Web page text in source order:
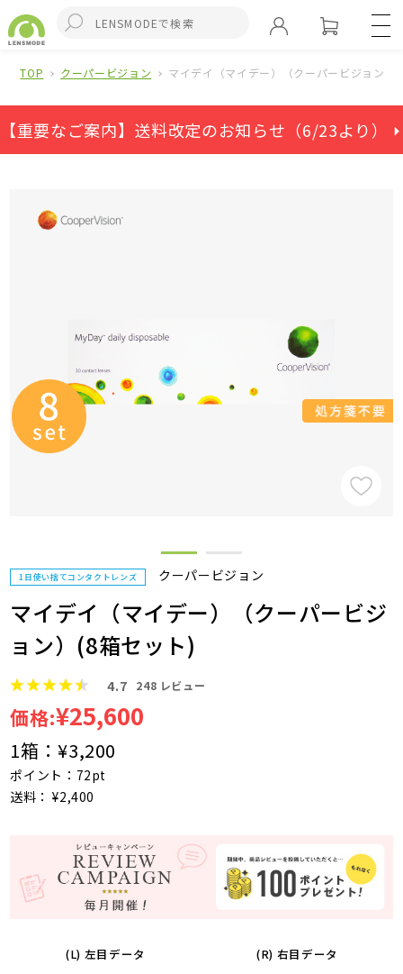
TOP クーパービジョン マイデイ（マイデー）（クーパービジョン）
【重要なご案内】送料改定のお知らせ（6/23より） ⏵
1日使い捨てコンタクトレンズ クーパービジョン
マイデイ（マイデー）（クーパービジ
ョン）(8箱セット)
4.7 248 レビュー
価格:¥25,600
1箱：¥3,200
ポイント：72pt
送料： ¥2,400
(L) 左目データ (R) 右目データ